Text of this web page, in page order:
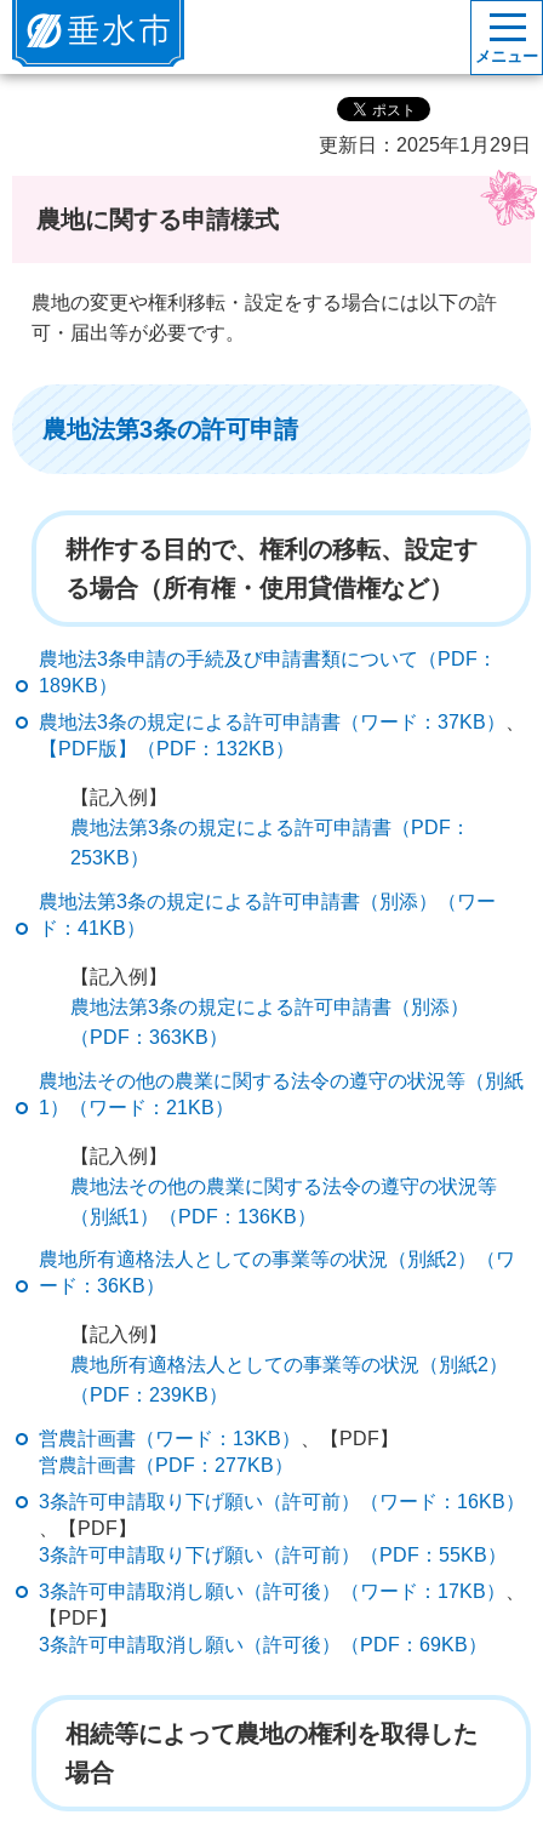
垂水市
メニュー
更新日：2025年1月29日
農地に関する申請様式
農地の変更や権利移転・設定をする場合には以下の許
可・届出等が必要です。
農地法第3条の許可申請
耕作する目的で、権利の移転、設定す
る場合（所有権・使用貸借権など）
農地法3条申請の手続及び申請書類について（PDF：
189KB）
農地法3条の規定による許可申請書（ワード：37KB）
【PDF版】（PDF：132KB）
【記入例】
農地法第3条の規定による許可申請書（PDF：
253KB）
農地法第3条の規定による許可申請書（別添）（ワー
ド：41KB）
【記入例】
農地法第3条の規定による許可申請書（別添）
（PDF：363KB）
農地法その他の農業に関する法令の遵守の状況等（別紙
1）（ワード：21KB）
【記入例】
農地法その他の農業に関する法令の遵守の状況等
（別紙1）（PDF：136KB）
農地所有適格法人としての事業等の状況（別紙2）（ワ
ード：36KB）
【記入例】
農地所有適格法人としての事業等の状況（別紙2）
（PDF：239KB）
営農計画書（ワード：13KB）
、【PDF】
営農計画書（PDF：277KB）
3条許可申請取り下げ願い（許可前）（ワード：16KB）
、【PDF】
3条許可申請取り下げ願い（許可前）（PDF：55KB）
3条許可申請取消し願い（許可後）（ワード：17KB）
【PDF】
3条許可申請取消し願い（許可後）（PDF：69KB）
相続等によって農地の権利を取得した
場合